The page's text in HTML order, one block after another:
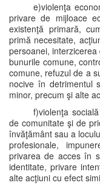
e)violenţa
privare de mijloace
existenţă primară,
primă necesitate,
persoanei,
bunurile comune,
comune, refuzul de a
nocive în detrimentul
minor, precum şi alte
f)violenţa
de comunitate şi de
învăţământ sau a
profesionale,
privarea de acces în
identitate, privare
alte acţiuni cu efect